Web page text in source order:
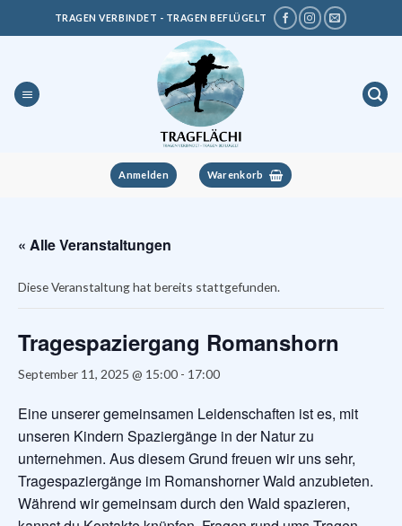
TRAGEN VERBINDET - TRAGEN BEFLÜGELT
Anmelden Warenkorb
« Alle Veranstaltungen
Diese Veranstaltung hat bereits stattgefunden.
Tragespaziergang Romanshorn
September 11, 2025 @ 15:00 - 17:00
Eine unserer gemeinsamen Leidenschaften ist es, mit
unseren Kindern Spaziergänge in der Natur zu
unternehmen. Aus diesem Grund freuen wir uns sehr,
Tragespaziergänge im Romanshorner Wald anzubieten.
Während wir gemeinsam durch den Wald spazieren,